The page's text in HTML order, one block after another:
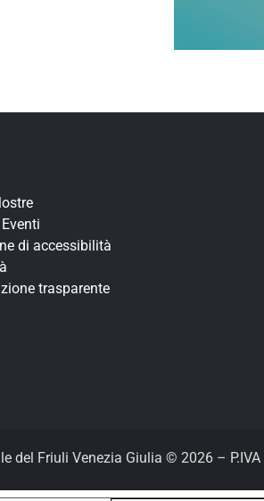
di accessibilità
trasparente
del Friuli Venezia Giulia © 2026 –